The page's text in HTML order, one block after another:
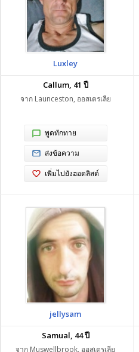
Luxley
Callum, 41 ปี
จาก Launceston, ออสเตรเลีย
พูดทักทาย
ส่งข้อความ
เพิ่มไปยังฮอตลิสต์
jellysam
Samual, 44 ปี
จาก Muswellbrook, ออสเตรเลีย